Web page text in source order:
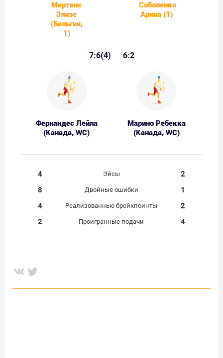
Мертенс
Элизе
(Бельгия,
1)
Соболенко
Арина (1)
7:6(4) 6:2
Фернандес Лейла
(Канада, WC)
Марино Ребекка
(Канада, WC)
4 Эйсы
2
8
Двойные ошибки
1
4
Реализованные брейкпоинты
2
2
Проигранные подачи 4